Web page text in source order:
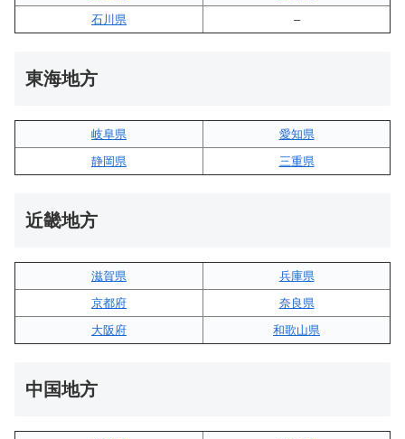
石川県
–
東海地方
岐阜県
愛知県
静岡県
三重県
近畿地方
滋賀県
兵庫県
京都府
奈良県
大阪府
和歌山県
中国地方